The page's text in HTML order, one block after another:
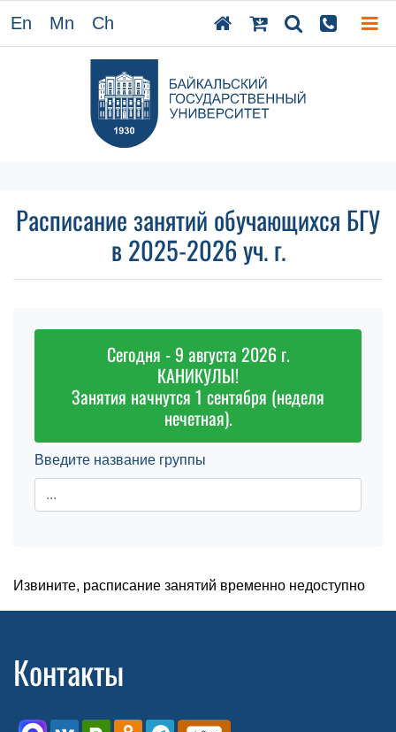
En Mn Ch
Расписание занятий обучающихся БГУ
в 2025-2026 уч. г.
Сегодня - 9 августа 2026 г.
КАНИКУЛЫ!
Занятия начнутся 1 сентября (неделя
нечетная).
Введите название группы
Извините, расписание занятий временно недоступно
Контакты